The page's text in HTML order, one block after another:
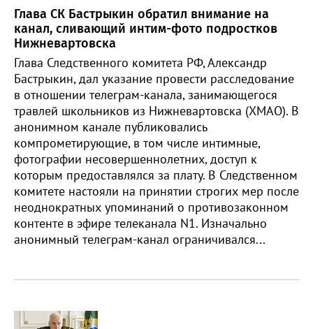
Глава СК Бастрыкин обратил внимание на
канал, сливающий интим-фото подростков
Нижневартовска
Глава Следственного комитета РФ, Александр
Бастрыкин, дал указание провести расследование
в отношении телеграм-канала, занимающегося
травлей школьников из Нижневартовска (ХМАО). В
анонимном канале публиковались
компрометирующие, в том числе интимные,
фотографии несовершеннолетних, доступ к
которым предоставлялся за плату. В Следственном
комитете настояли на принятии строгих мер после
неоднократных упоминаний о противозаконном
контенте в эфире телеканала N1. Изначально
анонимный телеграм-канал ограничивался...